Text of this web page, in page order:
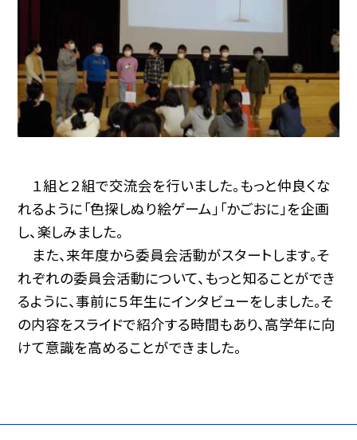
１組と２組で交流会を行いました。もっと仲良くな
れるように「色探しぬり絵ゲーム」「かごおに」を企画
し、楽しみました。
また、来年度から委員会活動がスタートします。そ
れぞれの委員会活動について、もっと知ることができ
るように、事前に５年生にインタビューをしました。そ
の内容をスライドで紹介する時間もあり、高学年に向
けて意識を高めることができました。